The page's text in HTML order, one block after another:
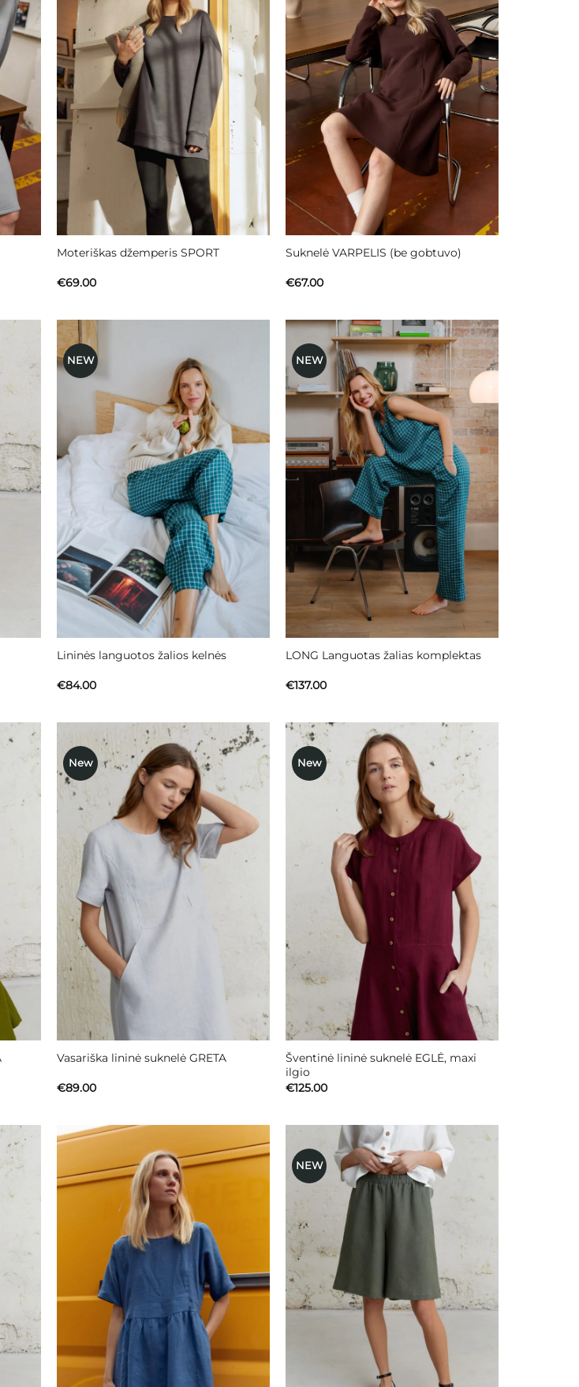
Moteriškas džemperis SPORT
€69.00
Suknelė VARPELIS (be gobtuvo)
€67.00
NEW
Mėgstamiausias
Lininės languotos žalios kelnės
€84.00
NEW
Mėgstamiausias
LONG Languotas žalias komplektas
€137.00
New
Mėgstamiausias
Vasariška lininė suknelė GRETA
€89.00
New
Mėgstamiausias
Šventinė lininė suknelė EGLĖ, maxi
ilgio
€125.00
Mėgstamiausias
NEW
Mėgstamiausias